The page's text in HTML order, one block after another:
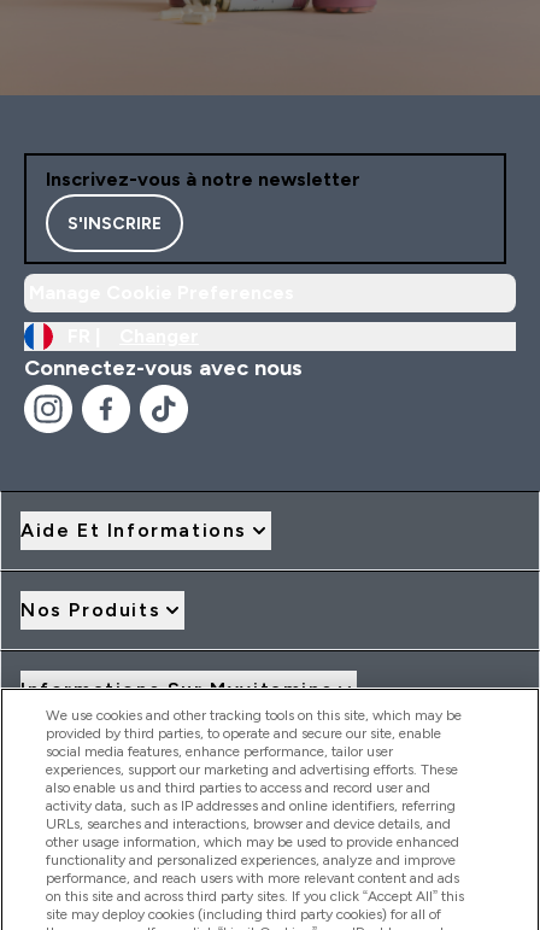
Inscrivez-vous à notre newsletter
S'INSCRIRE
Connectez-vous avec nous
Aide Et Informations
Nos Produits
Informations Sur Myvitamins
Offres Et Réductions
2026 THG Nutrition Limited (FRN: 1022962), trading as
MyVitamins.com is an Introducer Appointed Representative of
Frasers Group Financial Services Limited (FRN: 311908) who are
authorised and regulated by the Financial Conduct Authority as
We use cookies and other tracking tools on this site, which may be
provided by third parties, to operate and secure our site, enable
social media features, enhance performance, tailor user
experiences, support our marketing and advertising efforts. These
also enable us and third parties to access and record user and
activity data, such as IP addresses and online identifiers, referring
URLs, searches and interactions, browser and device details, and
other usage information, which may be used to provide enhanced
functionality and personalized experiences, analyze and improve
performance, and reach users with more relevant content and ads
on this site and across third party sites. If you click “Accept All” this
site may deploy cookies (including third party cookies) for all of